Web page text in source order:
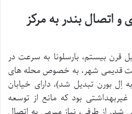
و اتصال بندر به مرکز
قرن بیستم، بارسلونا به سرعت در
قدیمی شهر، به خصوص محله های
اِل بورن تبدیل شد)، دارای خیابان
بود که مانع از توسعه